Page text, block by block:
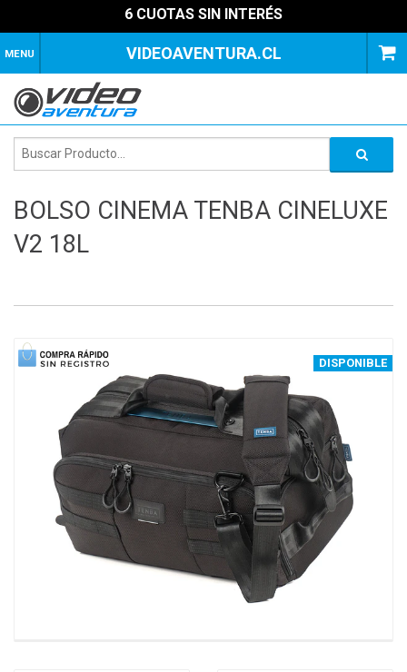
6 CUOTAS SIN INTERÉS
MENU VIDEOAVENTURA.CL
BOLSO CINEMA TENBA CINELUXE
V2 18L
DISPONIBLE
1 of 4